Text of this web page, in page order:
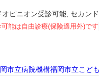
オピニオン受診可能 セカン
可能は自由診療(保険適用外)です
市立病院機構福岡市立こど